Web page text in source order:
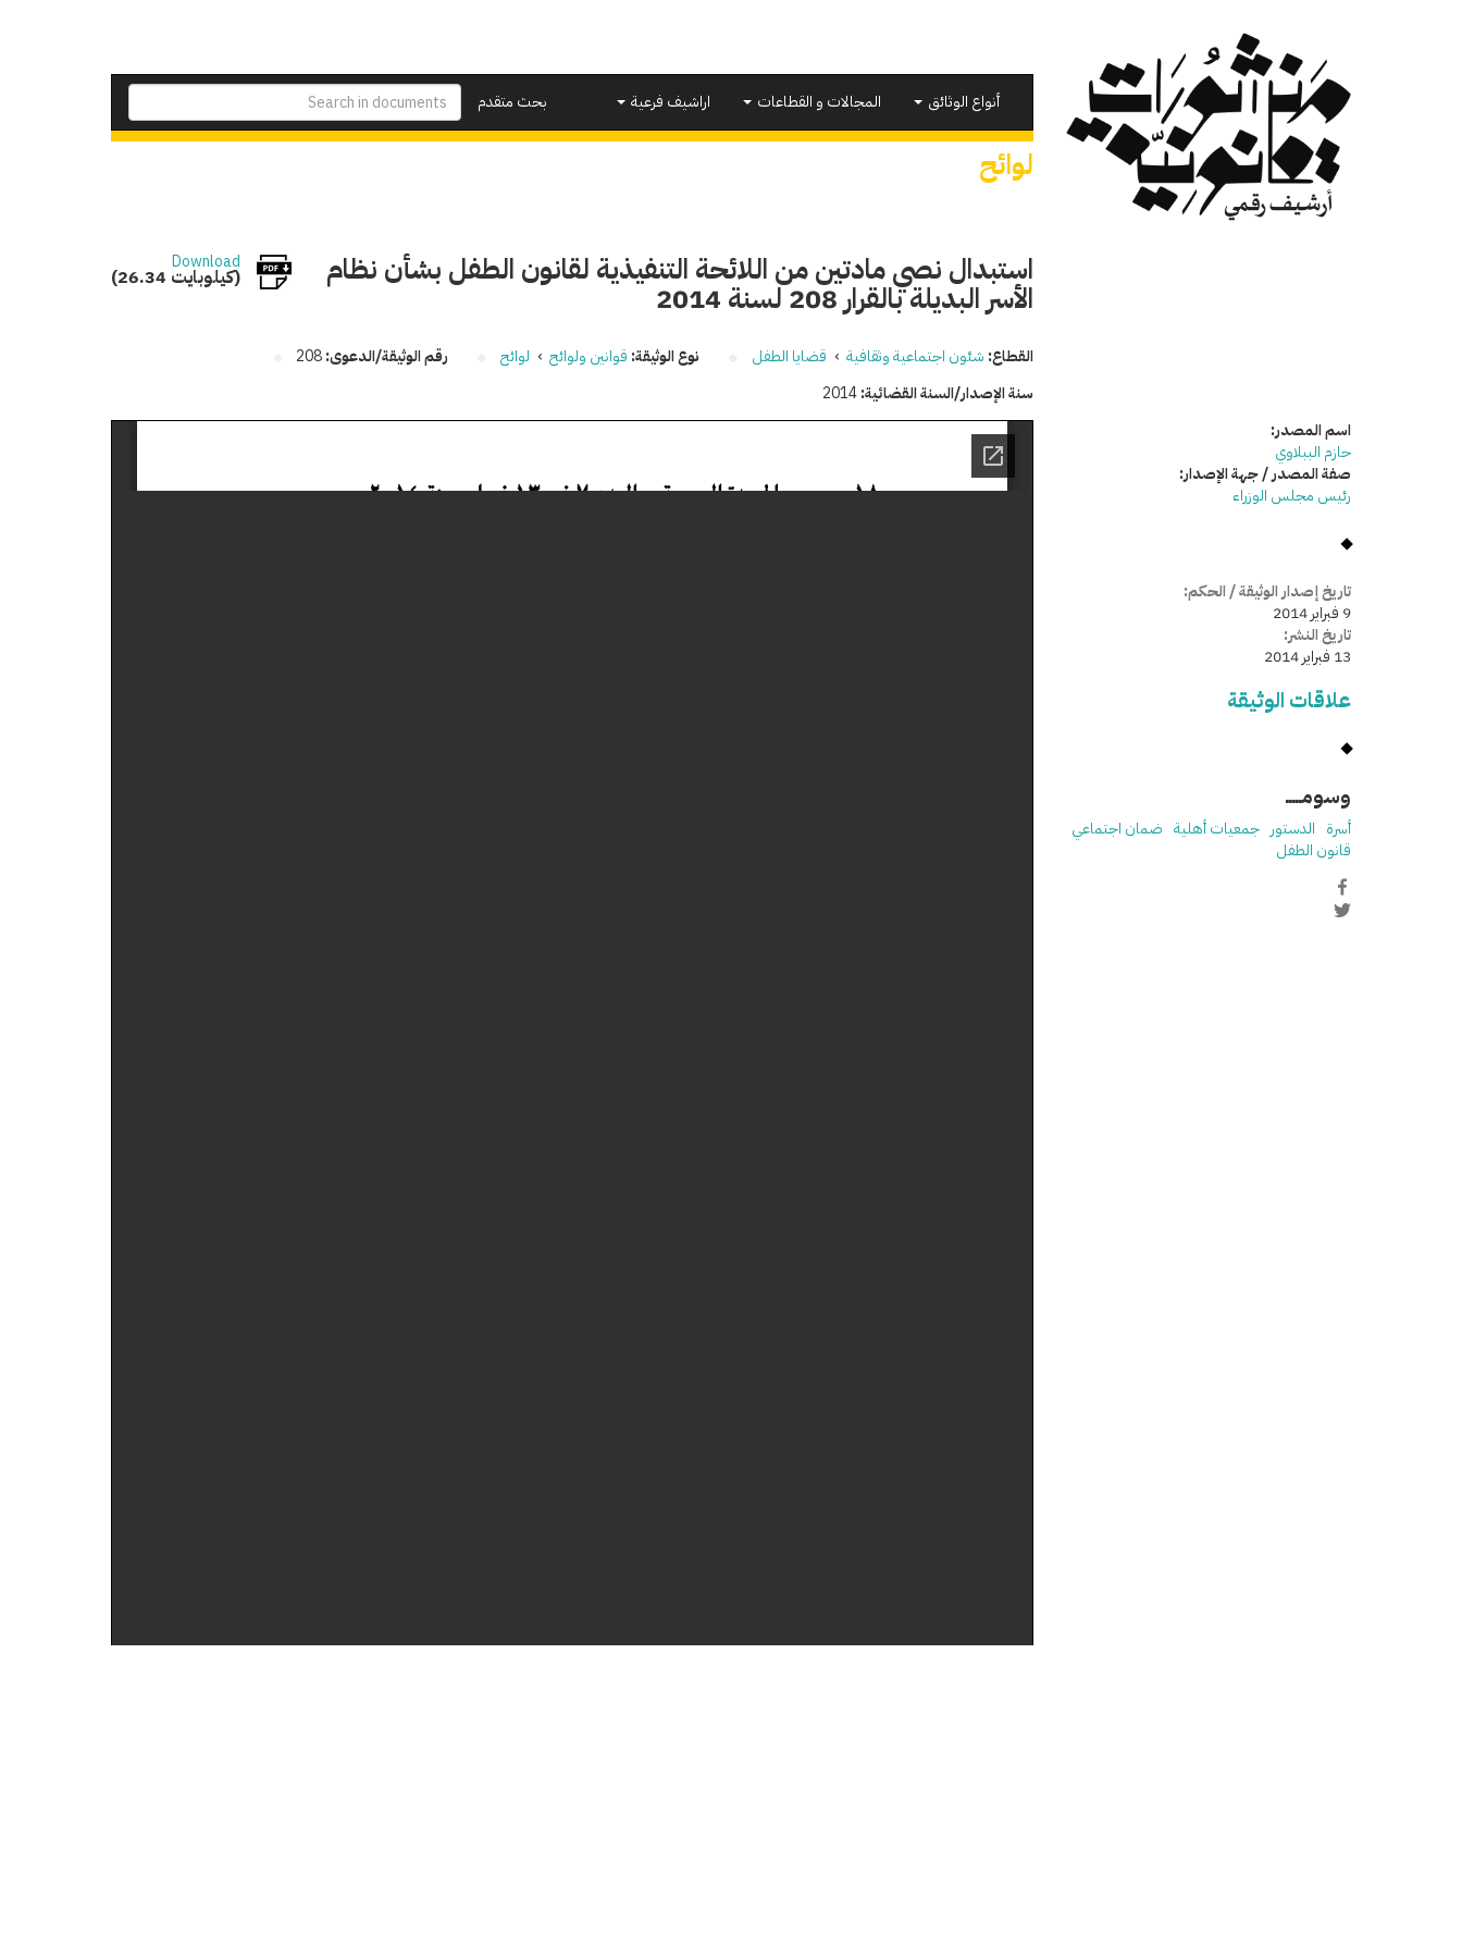
بحث متقدم
أنواع الوثائق المجالات و القطاعات اراشيف فرعية
لوائح
استبدال نصي مادتين من اللائحة التنفيذية لقانون الطفل بشأن نظام
الأسر البديلة بالقرار 208 لسنة 2014
Download
(26.34 كيلوبايت)
القطاع: شئون اجتماعية وثقافية › قضايا الطفل نوع الوثيقة: قوانين ولوائح › لوائح رقم الوثيقة/الدعوى:208
سنة الإصدار/السنة القضائية:2014
اسم المصدر:
حازم الببلاوي
صفة المصدر / جهة الإصدار:
رئيس مجلس الوزراء
تاريخ إصدار الوثيقة / الحكم:
9 فبراير 2014
تاريخ النشر:
13 فبراير 2014
علاقات الوثيقة
وسومـــــ
أسرة الدستور جمعيات أهلية ضمان اجتماعي
قانون الطفل